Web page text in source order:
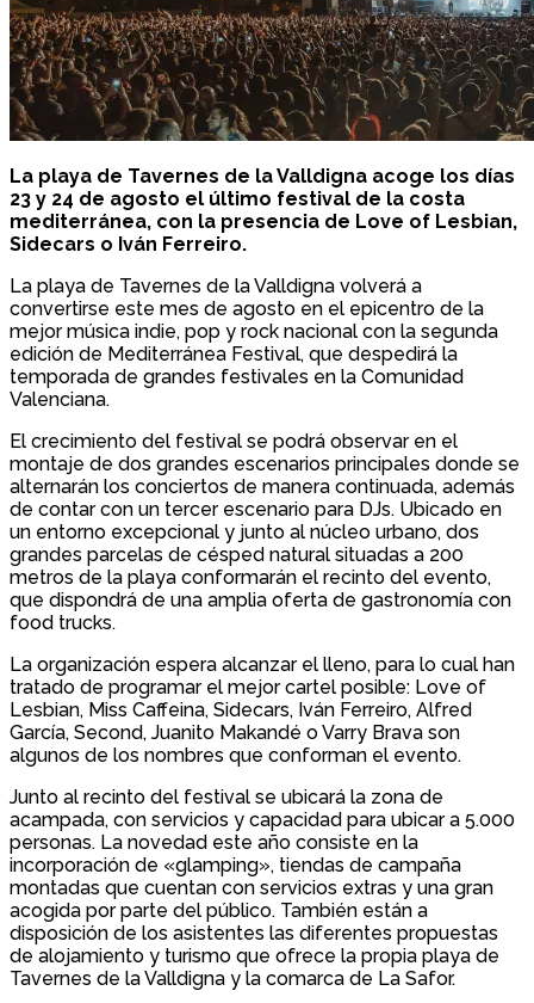
La playa de Tavernes de la Valldigna acoge los días
23 y 24 de agosto el último festival de la costa
mediterránea, con la presencia de Love of Lesbian,
Sidecars o Iván Ferreiro.
La playa de Tavernes de la Valldigna volverá a
convertirse este mes de agosto en el epicentro de la
mejor música indie, pop y rock nacional con la segunda
edición de Mediterránea Festival, que despedirá la
temporada de grandes festivales en la Comunidad
Valenciana.
El crecimiento del festival se podrá observar en el
montaje de dos grandes escenarios principales donde se
alternarán los conciertos de manera continuada, además
de contar con un tercer escenario para DJs. Ubicado en
un entorno excepcional y junto al núcleo urbano, dos
grandes parcelas de césped natural situadas a 200
metros de la playa conformarán el recinto del evento,
que dispondrá de una amplia oferta de gastronomía con
food trucks.
La organización espera alcanzar el lleno, para lo cual han
tratado de programar el mejor cartel posible: Love of
Lesbian, Miss Caffeina, Sidecars, Iván Ferreiro, Alfred
García, Second, Juanito Makandé o Varry Brava son
algunos de los nombres que conforman el evento.
Junto al recinto del festival se ubicará la zona de
acampada, con servicios y capacidad para ubicar a 5.000
personas. La novedad este año consiste en la
incorporación de «glamping», tiendas de campaña
montadas que cuentan con servicios extras y una gran
acogida por parte del público. También están a
disposición de los asistentes las diferentes propuestas
de alojamiento y turismo que ofrece la propia playa de
Tavernes de la Valldigna y la comarca de La Safor.